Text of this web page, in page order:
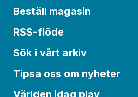
Beställ magasin
RSS-flöde
Sök i vårt arkiv
Tipsa oss om nyheter
Världen idag play